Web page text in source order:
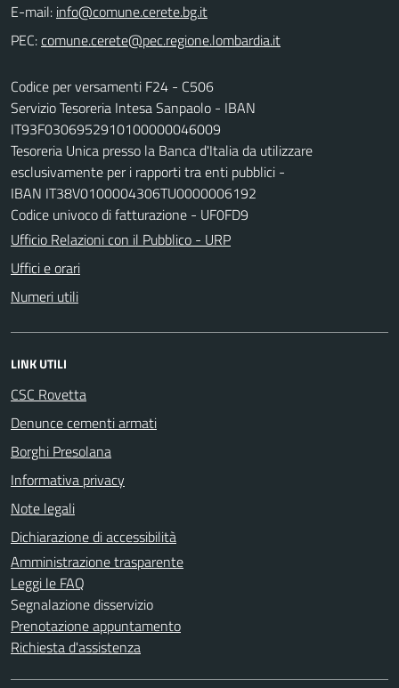
E-mail:
PEC:
Codice per versamenti F24 - C506
Servizio Tesoreria Intesa Sanpaolo - IBAN
IT93F0306952910100000046009
Tesoreria Unica presso la Banca d'Italia da utilizzare
esclusivamente per i rapporti tra enti pubblici -
IBAN IT38V0100004306TU0000006192
Codice univoco di fatturazione - UF0FD9
Ufficio Relazioni con il Pubblico - URP
Uffici e orari
Numeri utili
LINK UTILI
CSC Rovetta
Denunce cementi armati
Borghi Presolana
Informativa privacy
Note legali
Dichiarazione di accessibilità
Amministrazione trasparente
Leggi le FAQ
Segnalazione disservizio
Prenotazione appuntamento
Richiesta d'assistenza